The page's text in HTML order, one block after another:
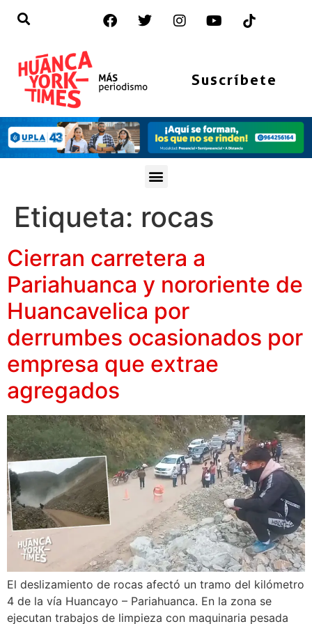
Suscríbete
Etiqueta: rocas
Cierran carretera a
Pariahuanca y nororiente de
Huancavelica por
derrumbes ocasionados por
empresa que extrae
agregados
El deslizamiento de rocas afectó un tramo del kilómetro
4 de la vía Huancayo – Pariahuanca. En la zona se
ejecutan trabajos de limpieza con maquinaria pesada